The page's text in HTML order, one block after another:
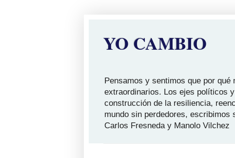
YO CAMBIO
Pensamos y sentimos que por
extraordinarios. Los ejes políticos
construcción de la resiliencia,
mundo sin perdedores, escribimos
Carlos Fresneda y Manolo Vilchez